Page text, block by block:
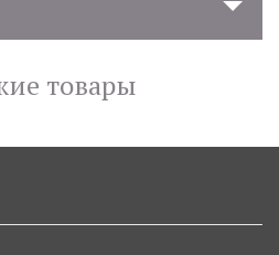
товары